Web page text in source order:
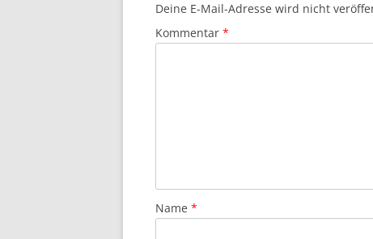
Deine E-Mail-Adresse wird nicht
Kommentar *
Name *